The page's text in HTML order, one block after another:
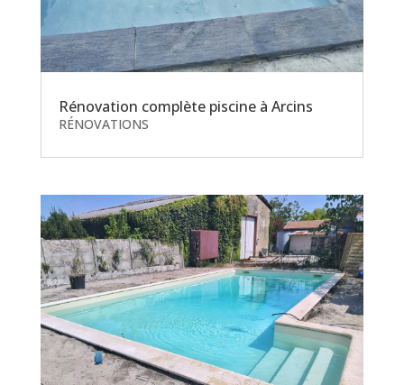
Rénovation complète piscine à Arcins
RÉNOVATIONS